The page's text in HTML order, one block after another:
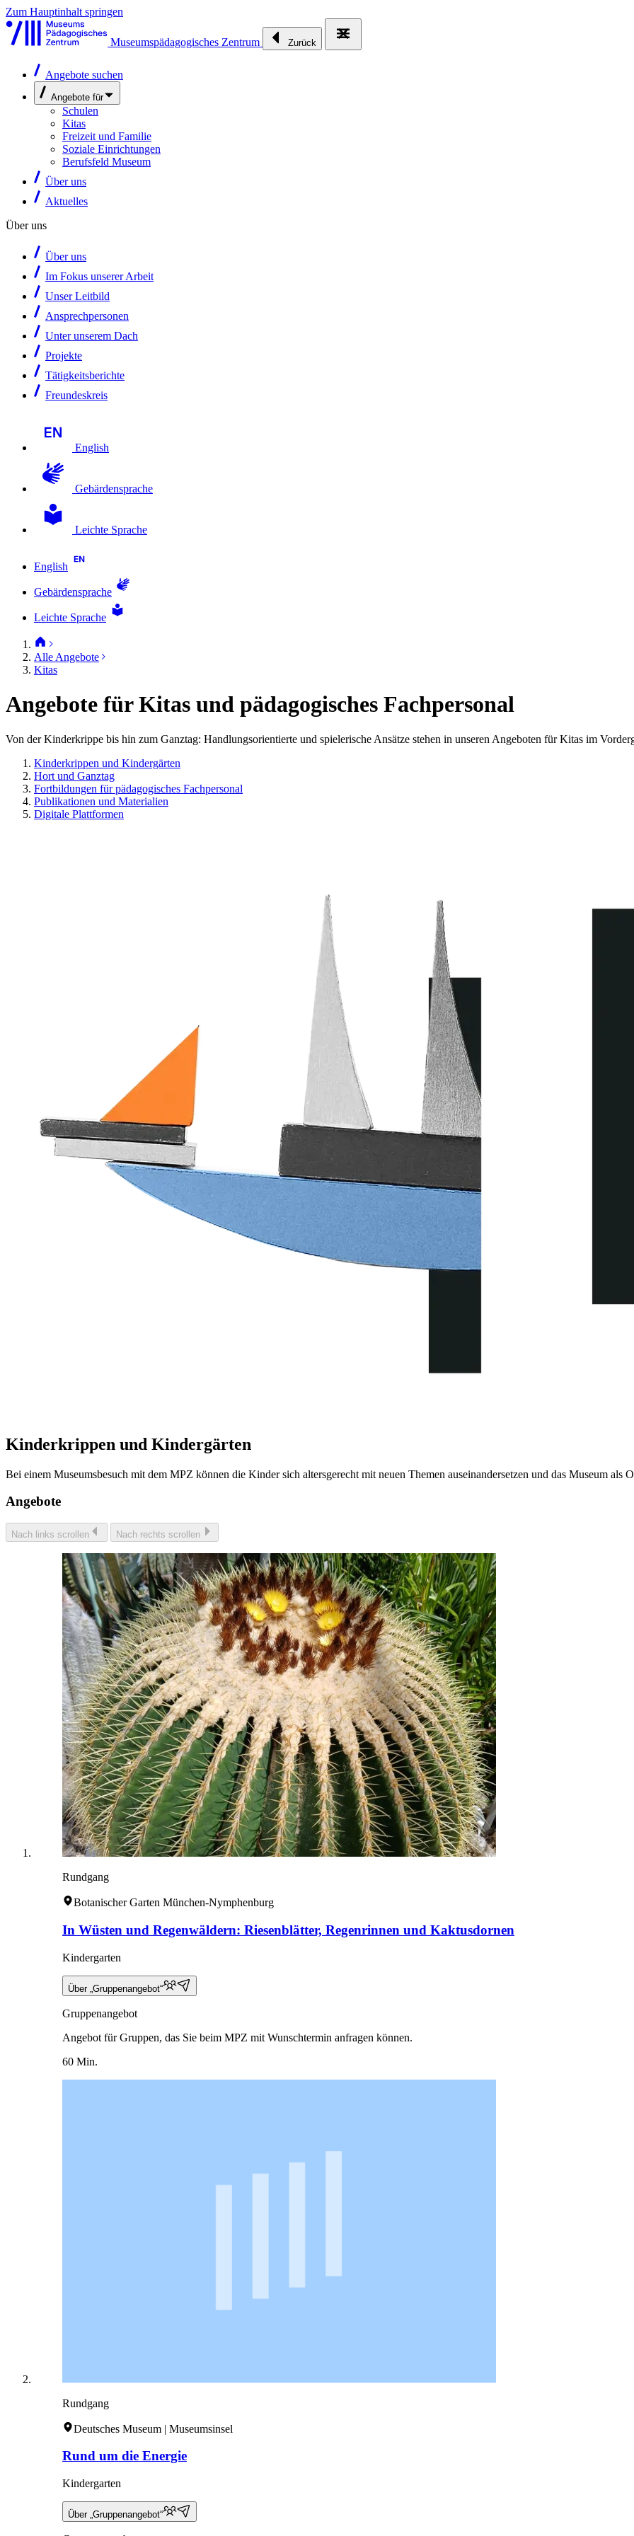
Zum Hauptinhalt springen
Museumspädagogisches Zentrum Zurück
Angebote suchen
Angebote für
Schulen
Kitas
Freizeit und Familie
Soziale Einrichtungen
Berufsfeld Museum
Über uns
Aktuelles
Über uns
Über uns
Im Fokus unserer Arbeit
Unser Leitbild
Ansprechpersonen
Unter unserem Dach
Projekte
Tätigkeitsberichte
Freundeskreis
English
Gebärdensprache
Leichte Sprache
English
Gebärdensprache
Leichte Sprache
Alle Angebote
Kitas
Angebote für Kitas und pädagogisches Fachpersonal
Von der Kinderkrippe bis hin zum Ganztag: Handlungsorientierte und spielerische Ansätze stehen in unseren Angeboten für Kitas im
Kinderkrippen und Kindergärten
Hort und Ganztag
Fortbildungen für pädagogisches Fachpersonal
Publikationen und Materialien
Digitale Plattformen
Kinderkrippen und Kindergärten
Bei einem Museumsbesuch mit dem MPZ können die Kinder sich altersgerecht mit neuen Themen auseinandersetzen und das Museum als
Angebote
Nach links scrollen Nach rechts scrollen
Rundgang
Botanischer Garten München-Nymphenburg
In Wüsten und Regenwäldern: Riesenblätter, Regenrinnen und Kaktusdornen
Kindergarten
Über „Gruppenangebot“
Gruppenangebot
Angebot für Gruppen, das Sie beim MPZ mit Wunschtermin anfragen können.
60 Min.
Rundgang
Deutsches Museum | Museumsinsel
Rund um die Energie
Kindergarten
Über „Gruppenangebot“